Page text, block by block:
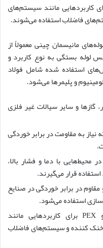
کاربردهایی مانند سیستم‌های
فاضلاب استفاده می‌شوند.
مانیسمان چینی معمولاً از
بستگی به نوع کاربرد و
استفاده شده شامل فولاد
و پلیمرها می‌شود.
گازها و سایر سیالات غیر فلزی
به مقاومت در برابر خوردگی
محیط‌هایی با دما و فشار بالا،
قرار می‌گیرند.
در برابر خوردگی در صنایع
استفاده می‌شود.
پلیمرها مانند PVC ،HDPE و PEX برای کاربردهایی مانند
کننده و سیستم‌های فاضلاب